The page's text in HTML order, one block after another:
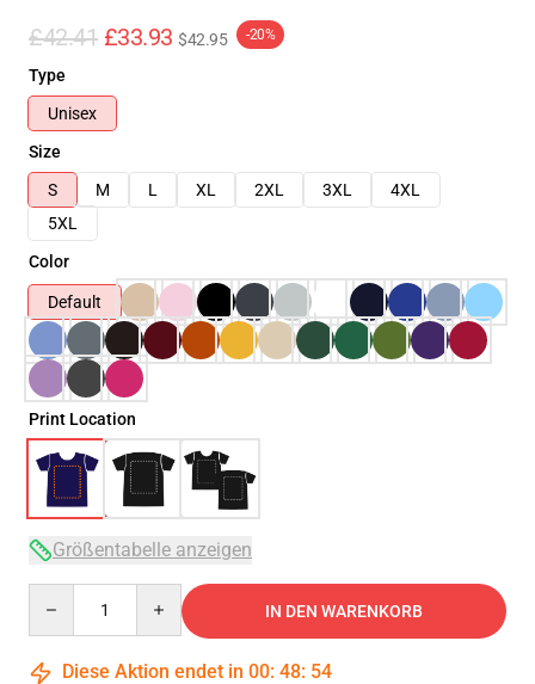
£42.41 £33.93 $42.95 -20%
Type
Unisex
Size
S
M L XL 2XL 3XL
4XL
5XL
Color
Default
Print Location
Größentabelle anzeigen
IN DEN WARENKORB
Diese Aktion endet in 00: 48: 54